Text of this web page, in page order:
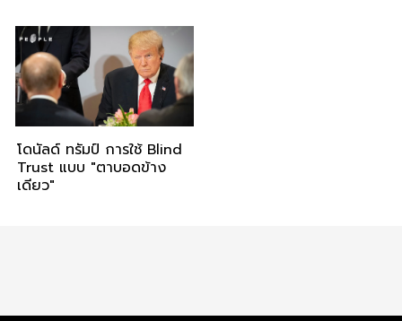
โดนัลด์ ทรัมป์ การใช้ Blind
Trust แบบ "ตาบอดข้าง
เดียว"